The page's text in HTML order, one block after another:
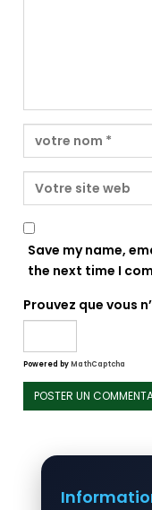
Save my name,
the next time I
Prouvez que vous
Powered byMathCaptcha